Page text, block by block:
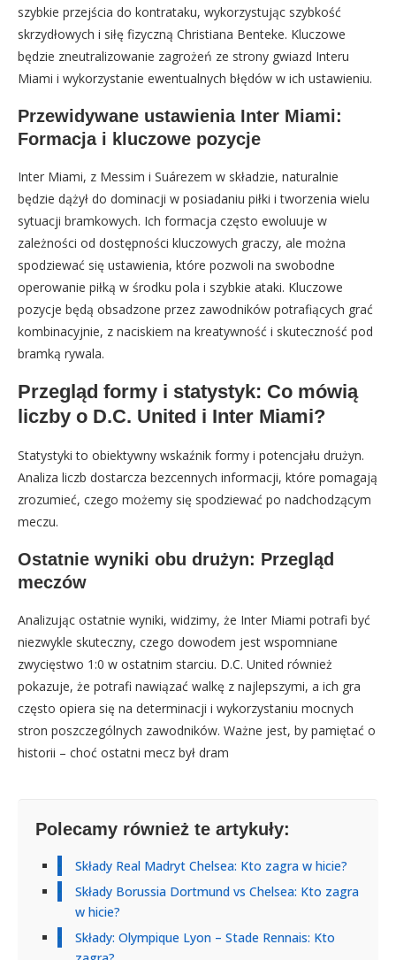
szybkie przejścia do kontrataku, wykorzystując szybkość
skrzydłowych i siłę fizyczną Christiana Benteke. Kluczowe
będzie zneutralizowanie zagrożeń ze strony gwiazd Interu
Miami i wykorzystanie ewentualnych błędów w ich ustawieniu.
Przewidywane ustawienia Inter Miami:
Formacja i kluczowe pozycje
Inter Miami, z Messim i Suárezem w składzie, naturalnie
będzie dążył do dominacji w posiadaniu piłki i tworzenia wielu
sytuacji bramkowych. Ich formacja często ewoluuje w
zależności od dostępności kluczowych graczy, ale można
spodziewać się ustawienia, które pozwoli na swobodne
operowanie piłką w środku pola i szybkie ataki. Kluczowe
pozycje będą obsadzone przez zawodników potrafiących grać
kombinacyjnie, z naciskiem na kreatywność i skuteczność pod
bramką rywala.
Przegląd formy i statystyk: Co mówią
liczby o D.C. United i Inter Miami?
Statystyki to obiektywny wskaźnik formy i potencjału drużyn.
Analiza liczb dostarcza bezcennych informacji, które pomagają
zrozumieć, czego możemy się spodziewać po nadchodzącym
meczu.
Ostatnie wyniki obu drużyn: Przegląd
meczów
Analizując ostatnie wyniki, widzimy, że Inter Miami potrafi być
niezwykle skuteczny, czego dowodem jest wspomniane
zwycięstwo 1:0 w ostatnim starciu. D.C. United również
pokazuje, że potrafi nawiązać walkę z najlepszymi, a ich gra
często opiera się na determinacji i wykorzystaniu mocnych
stron poszczególnych zawodników. Ważne jest, by pamiętać o
historii – choć ostatni mecz był dram
Polecamy również te artykuły:
Składy Real Madryt Chelsea: Kto zagra w hicie?
Składy Borussia Dortmund vs Chelsea: Kto zagra
w hicie?
Składy: Olympique Lyon – Stade Rennais: Kto